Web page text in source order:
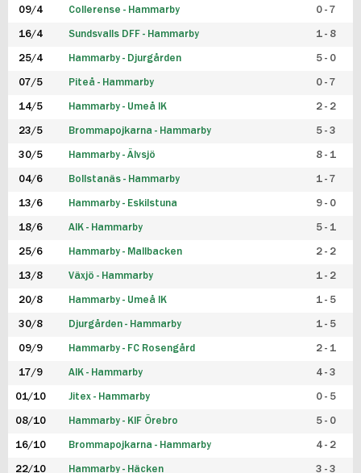
09/4 Collerense - Hammarby 0 - 7
16/4 Sundsvalls DFF - Hammarby 1 - 8
25/4 Hammarby - Djurgården 5 - 0
07/5 Piteå - Hammarby 0 - 7
14/5 Hammarby - Umeå IK 2 - 2
23/5 Brommapojkarna - Hammarby 5 - 3
30/5 Hammarby - Älvsjö 8 - 1
04/6 Bollstanäs - Hammarby 1 - 7
13/6 Hammarby - Eskilstuna 9 - 0
18/6 AIK - Hammarby 5 - 1
25/6 Hammarby - Mallbacken 2 - 2
13/8 Växjö - Hammarby 1 - 2
20/8 Hammarby - Umeå IK 1 - 5
30/8 Djurgården - Hammarby 1 - 5
09/9 Hammarby - FC Rosengård 2 - 1
17/9 AIK - Hammarby 4 - 3
01/10 Jitex - Hammarby 0 - 5
08/10 Hammarby - KIF Örebro 5 - 0
16/10 Brommapojkarna - Hammarby 4 - 2
22/10 Hammarby - Häcken 3 - 3